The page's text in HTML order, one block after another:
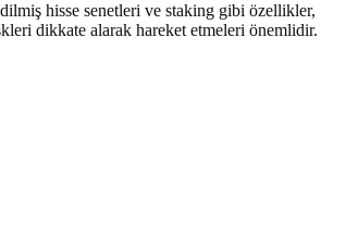
hisse senetleri ve staking gibi özellikler,
dikkate alarak hareket etmeleri önemlidir.